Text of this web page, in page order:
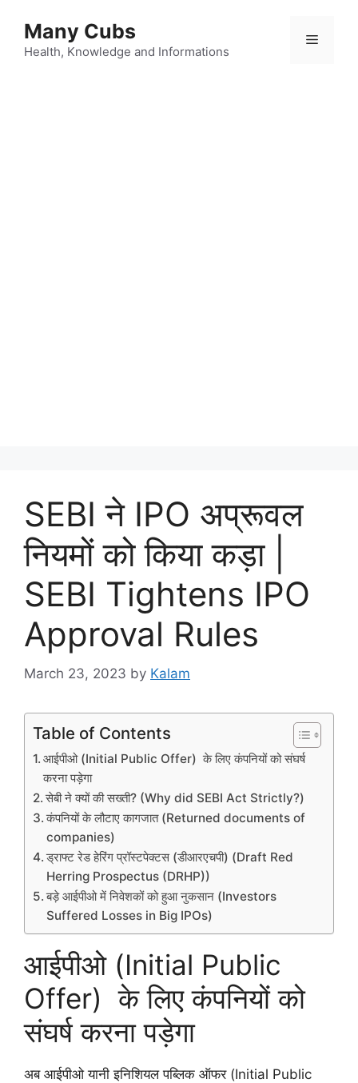
Many Cubs
Health, Knowledge and Informations
SEBI ने IPO अप्रूवल
नियमों को किया कड़ा |
SEBI Tightens IPO
Approval Rules
March 23, 2023 by Kalam
Table of Contents
आईपीओ (Initial Public Offer) के लिए कंपनियों को संघर्ष
करना पड़ेगा
सेबी ने क्यों की सख्ती? (Why did SEBI Act Strictly?)
कंपनियों के लौटाए कागजात (Returned documents of
companies)
ड्राफ्ट रेड हेरिंग प्रॉस्टपेक्टस (डीआरएचपी) (Draft Red
Herring Prospectus (DRHP))
बड़े आईपीओ में निवेशकों को हुआ नुकसान (Investors
Suffered Losses in Big IPOs)
आईपीओ (Initial Public
Offer) के लिए कंपनियों को
संघर्ष करना पड़ेगा
अब आईपीओ यानी इनिशियल पब्लिक ऑफर (Initial Public